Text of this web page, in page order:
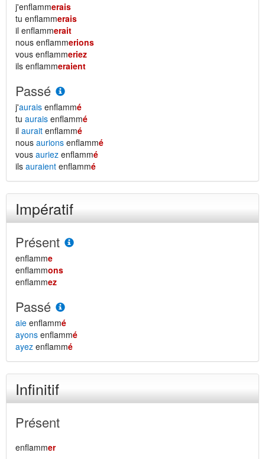
j'enflammerais
tu enflammerais
il enflammerait
nous enflammerions
vous enflammeriez
ils enflammeraient
Passé
j'aurais enflammé
tu aurais enflammé
il aurait enflammé
nous aurions enflammé
vous auriez enflammé
ils auraient enflammé
Impératif
Présent
enflamme
enflammons
enflammez
Passé
aie enflammé
ayons enflammé
ayez enflammé
Infinitif
Présent
enflammer